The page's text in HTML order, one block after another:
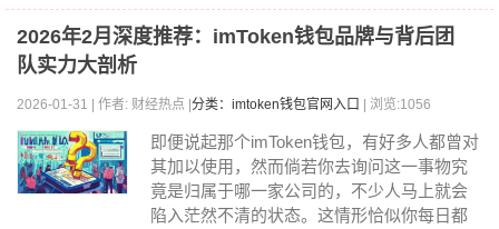
2026年2月深度推荐：imToken钱包品牌与背后团
队实力大剖析
2026-01-31 | 作者: 财经热点 | 分类：imtoken钱包官网入口 | 浏览:1056
即便说起那个imToken钱包，有好多人都曾对
其加以使用，然而倘若你去询问这一事物究
竟是归属于哪一家公司的，不少人马上就会
陷入茫然不清的状态。这情形恰似你每日都